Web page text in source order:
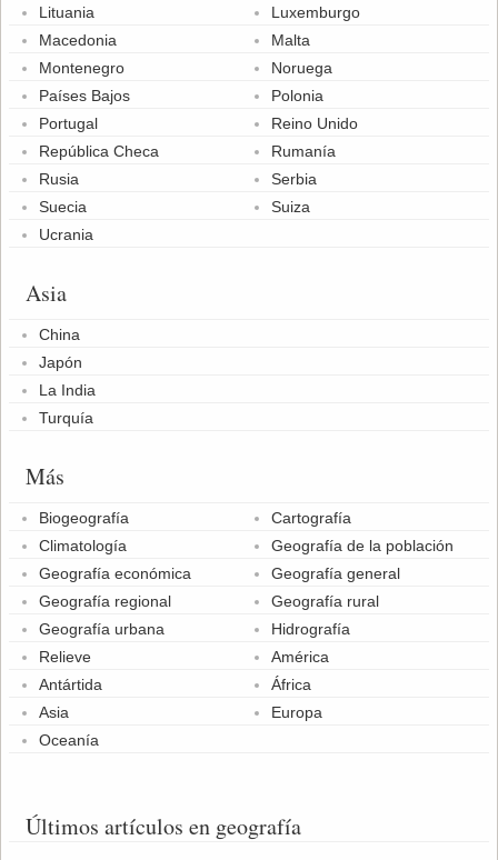
Lituania
Luxemburgo
Macedonia
Malta
Montenegro
Noruega
Países Bajos
Polonia
Portugal
Reino Unido
República Checa
Rumanía
Rusia
Serbia
Suecia
Suiza
Ucrania
Asia
China
Japón
La India
Turquía
Más
Biogeografía
Cartografía
Climatología
Geografía de la población
Geografía económica
Geografía general
Geografía regional
Geografía rural
Geografía urbana
Hidrografía
Relieve
América
Antártida
África
Asia
Europa
Oceanía
Últimos artículos en geografía